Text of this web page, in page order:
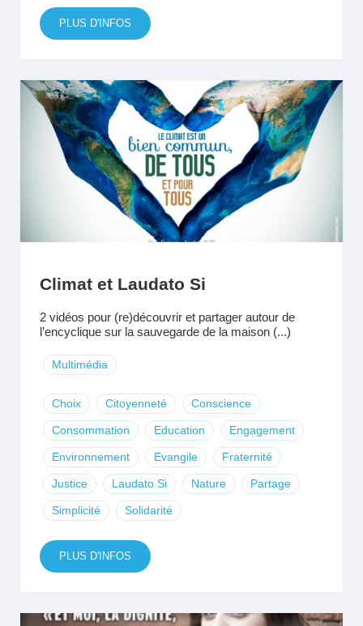
PLUS D'INFOS
Climat et Laudato Si
2 vidéos pour (re)découvrir et partager autour de
l’encyclique sur la sauvegarde de la maison (...)
Multimédia
Choix Citoyenneté Conscience
Consommation Education Engagement
Environnement Evangile Fraternité
Justice Laudato Si Nature Partage
Simplicité Solidarité
PLUS D'INFOS